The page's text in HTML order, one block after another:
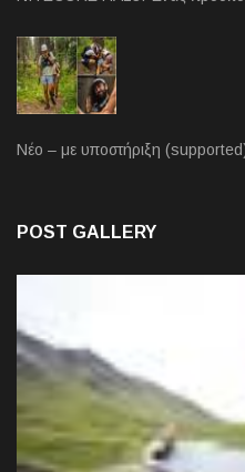
Νέο – με υποστήριξη
POST GALLERY